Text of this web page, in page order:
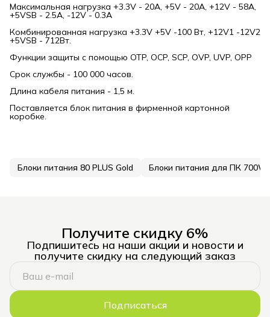
Максимальная нагрузка +3.3V - 20A, +5V - 20A, +12V - 58A,
+5VSB - 2.5A, -12V - 0.3A
Комбинированная нагрузка +3.3V +5V -100 Вт, +12V1 -12V2
+5VSB - 712Вт.
Функции защиты с помощью OTP, OCP, SCP, OVP, UVP, OPP
Срок службы - 100 000 часов.
Длина кабеля питания - 1,5 м.
Поставляется блок питания в фирменной картонной
коробке.
Блоки питания 80 PLUS Gold Блоки питания для ПК
Получите скидку 6%
Подпишитесь на наши акции и новости и
получите скидку на следующий заказ
Подписаться